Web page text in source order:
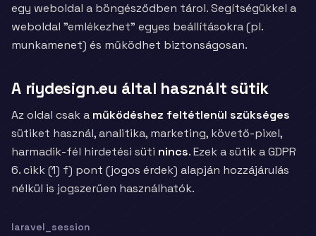
egy weboldal a böngésződben tárol. Segítségükkel a
weboldal "emlékezhet" egyes beállításokra (pl.
munkamenet) és működhet biztonságosan.
A riydesign.eu által használt sütik
Az oldal csak a működéshez feltétlenül szükséges
sütiket használ, analitika, marketing, követő-pixel,
harmadik-fél hirdetési süti nincs. Ezek a sütik a GDPR
6. cikk (1) f) pont (jogos érdek) alapján hozzájárulás
nélkül is jogszerűen használhatók.
laravel_session